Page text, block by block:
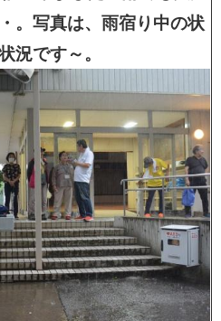
。写真は、雨宿り中の状
況です～。